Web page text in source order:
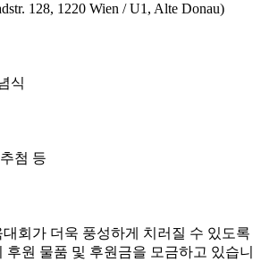
128, 1220 Wien / U1, Alte Donau)
식
첨 등
회가 더욱 풍성하게 치러질 수 있도록
후원 물품 및 후원금을 모금하고 있습니